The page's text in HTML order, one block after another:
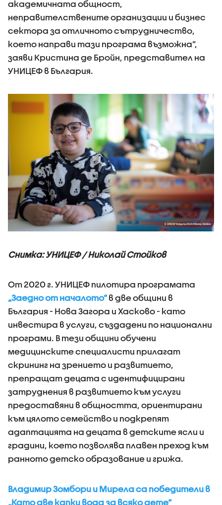
академичната общност,
неправителствените организации и бизнес
сектора за отличното сътрудничество,
което направи тази програма възможна”,
заяви Кристина де Бройн, представител на
УНИЦЕФ в България.
Снимка: УНИЦЕФ / Николай Стойков
От 2020 г. УНИЦЕФ пилотира програмата
„Заедно от началото“в две общини в
България - Нова Загора и Хасково - като
инвестира в услуги, създадени по национални
програми. В тези общини обучени
медицинските специалисти прилагат
скрининг на зрението и развитието,
препращат децата с идентифицирани
затруднения в развитието към услуги
предоставяни в общността, ориентирани
към цялото семейство и подкрепят
адаптацията на децата в детските ясли и
градини, което позволява плавен преход към
ранното детско образование и грижа.
Владимир Зомбори и Мирела са победители в
„Като две капки вода за всяко дете“